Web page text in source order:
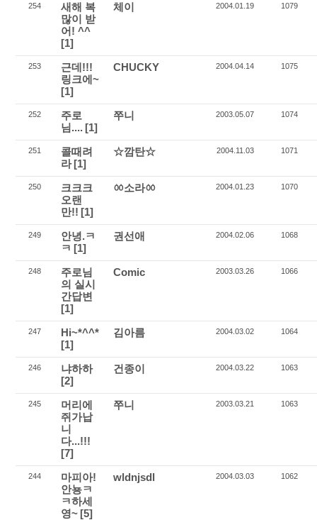
254
새해 복
많이 받
어! ^^
[1]
체이 2004.01.19 1079
253
근데!!!
링크에~
[1]
CHUCKY 2004.04.14 1075
252
주로
님.... [1]
쭈니 2003.05.07 1074
251
콜때려
라[1]
☆깜탄☆ 2004.11.03 1071
250
크크크
오랜
만!! [1]
ㆀ소라ㆀ 2004.01.23 1070
249
안녕.ㅋ
ㅋ [1]
권선애 2004.02.06 1068
248
주로님
의 실시
간답변
[1]
Comic 2003.03.26 1066
247
Hi~*^^*
[1]
김아름 2004.03.02 1064
246
냐하하
[2]
건종이 2004.03.22 1063
245
머리에
쥐가납
니
다...!!!
[7]
쭈니 2003.03.21 1063
244
마피아!
안뇽ㅋ
ㅋ하세
영~ [5]
wldnjsdl 2004.03.03 1062